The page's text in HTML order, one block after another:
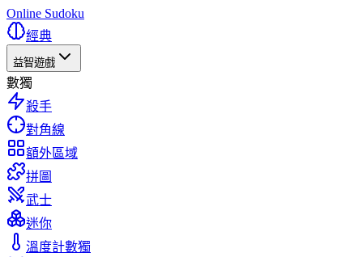
Online Sudoku
經典
益智遊戲
數獨
殺手
對角線
額外區域
拼圖
武士
迷你
溫度計數獨